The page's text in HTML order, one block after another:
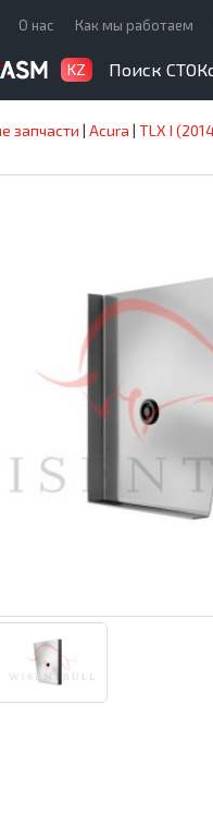
О нас Как мы работаем
KZ Поиск СТО
запчасти | Acura | TLX I